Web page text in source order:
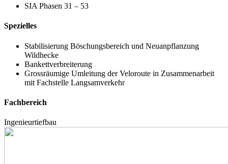
SIA Phasen 31 – 53
Spezielles
Stabilisierung Böschungsbereich und Neuanpflanzung
Wildhecke
Bankettverbreiterung
Grossräumige Umleitung der Veloroute in Zusammenarbeit
mit Fachstelle Langsamverkehr
Fachbereich
Ingenieurtiefbau